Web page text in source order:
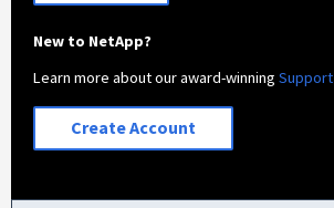
New to NetApp?
Learn more about our award-winningSupport
Create Account